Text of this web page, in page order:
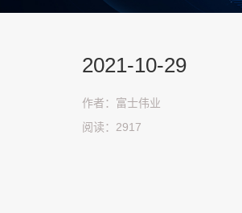
2021-10-29
作者：富士伟业
阅读：2917